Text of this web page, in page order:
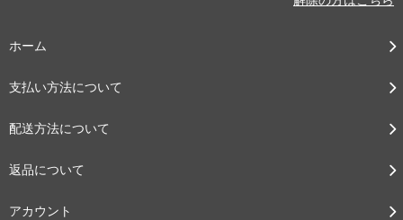
ホーム
支払い方法について
配送方法について
返品について
アカウント